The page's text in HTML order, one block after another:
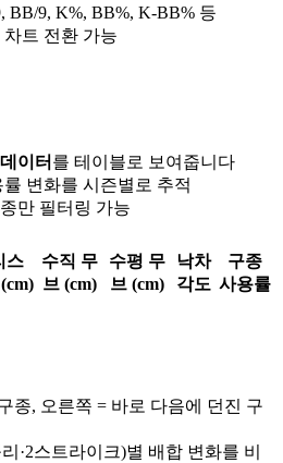
BB/9, K%, BB%, K-BB% 등
트 전환 가능
이터 를 테이블로 보여줍니다
변화를 시즌별로 추적
만 필터링 가능
스
수직 무
브 (cm)
수평 무
브 (cm)
낙차
각도
구종
사용률
종, 오른쪽 = 바로 다음에 던진 구
·2스트라이크)별 배합 변화를 비